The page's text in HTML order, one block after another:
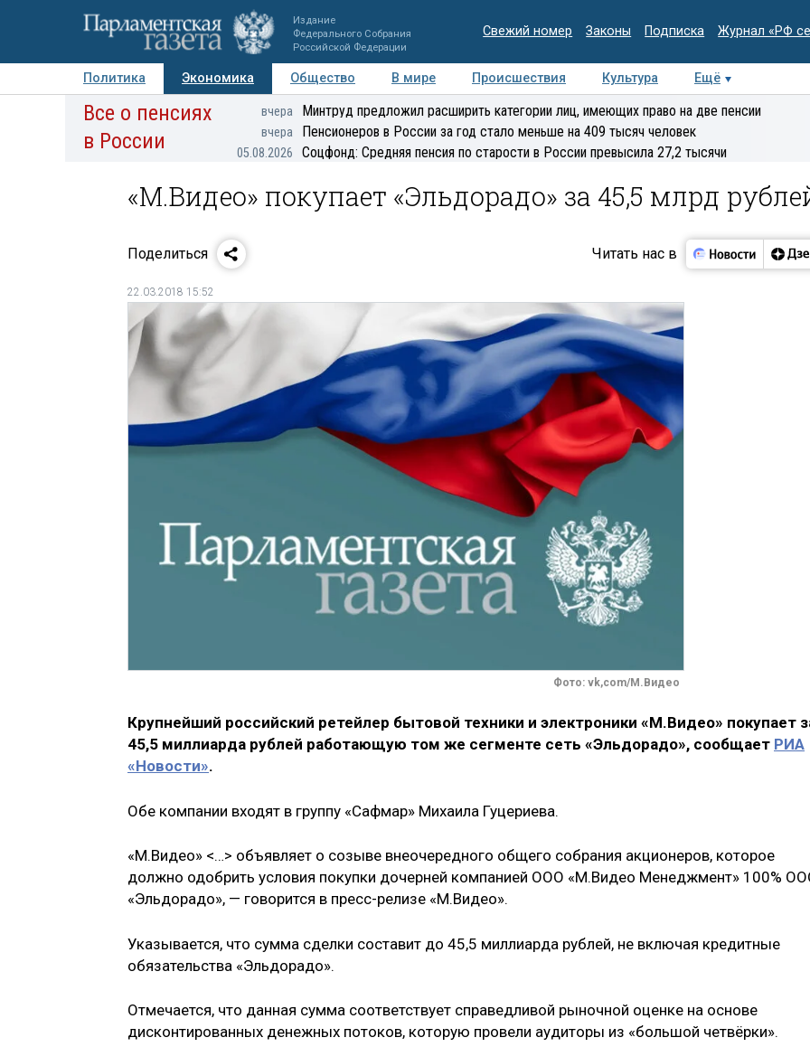
Издание
Федерального Собрания
Российской Федерации
Свежий номер Законы Подписка Журнал «РФ
Политика Экономика Общество В мире Происшествия Культура
Ещё
Авторы Персоны Мнения Регионы Медиацентр Интервью Колумнисты
Все о пенсиях
в России
вчера Минтруд предложил расширить категории лиц, имеющих право на две пенсии
вчера Пенсионеров в России за год стало меньше на 409 тысяч человек
05.08.2026 Соцфонд: Средняя пенсия по старости в России превысила 27,2 тысячи
«М.Видео» покупает «Эльдорадо» за 45,5 млрд
Поделиться Читать нас в
22.03.2018 15:52
Фото: vk,com/М.Видео
Крупнейший российский ретейлер бытовой техники и электроники «М.Видео» покупает
45,5 миллиарда рублей работающую том же сегменте сеть «Эльдорадо», сообщает РИА
«Новости».
Обе компании входят в группу «Сафмар» Михаила Гуцериева.
«М.Видео» <…> объявляет о созыве внеочередного общего собрания акционеров, которое
должно одобрить условия покупки дочерней компанией ООО «М.Видео Менеджмент» 100%
«Эльдорадо», — говорится в пресс-релизе «М.Видео».
Указывается, что сумма сделки составит до 45,5 миллиарда рублей, не включая кредитные
обязательства «Эльдорадо».
Отмечается, что данная сумма соответствует справедливой рыночной оценке на основе
дисконтированных денежных потоков, которую провели аудиторы из «большой четвёрки».